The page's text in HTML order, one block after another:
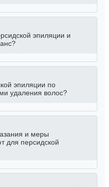
эпиляции и
эпиляции по
удаления волос?
и меры
для персидской